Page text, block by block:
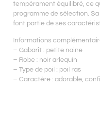
tempérament équilibré, ce
programme de sélection.
font partie de ses
Informations
– Gabarit : petite naine
– Robe : noir arlequin
– Type de poil : poil ras
– Caractère : adorable,